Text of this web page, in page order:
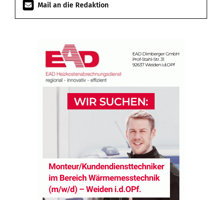
Mail an die Redaktion